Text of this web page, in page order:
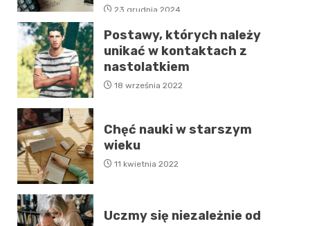
23 grudnia 2024
Postawy, których należy
unikać w kontaktach z
nastolatkiem
18 września 2022
Chęć nauki w starszym
wieku
11 kwietnia 2022
Uczmy się niezależnie od